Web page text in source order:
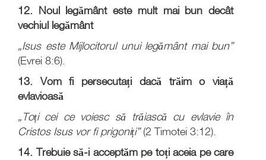
12. Noul legământ este mult mai bun decât
vechiul legământ
„Isus este Mijlocitorul unui legământ mai bun”
(Evrei 8:6).
13. Vom fi persecutați dacă trăim o viață
evlavioasă
„Toți cei ce voiesc să trăiască cu evlavie în
Cristos Isus vor fi prigoniți”(2 Timotei 3:12).
14. Trebuie să-i acceptăm pe toți aceia pe care